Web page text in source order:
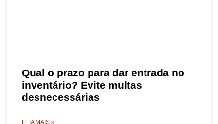
Qual o prazo para dar entrada no
inventário? Evite multas
desnecessárias
LEIA MAIS »